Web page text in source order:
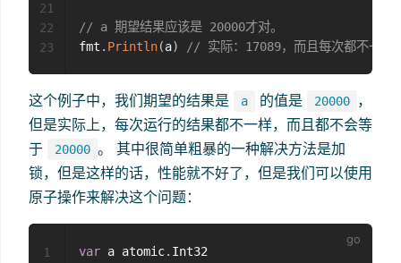
// a 期望结果应该是 20000才对。
fmt . Println(a) // 实际：17089，而且每次都不一样
21
22
23
这个例子中，我们期望的结果是 a 的值是 20000
，
但是实际上，每次运行的结果都不一样，而且都不会等
于
20000 。 其中很简单粗暴的一种解决方法是加
锁，但是这样的话，性能就不好了，但是我们可以使用
原子操作来解决这个问题：
var a atomic. Int32
1